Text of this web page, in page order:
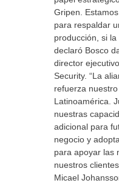
Gripen.
para respaldar
producción, si
declaró Bosco
director
Security. “La
refuerza
Latinoamérica.
nuestras
adicional para
negocio y
para apoyar las
nuestros
Micael